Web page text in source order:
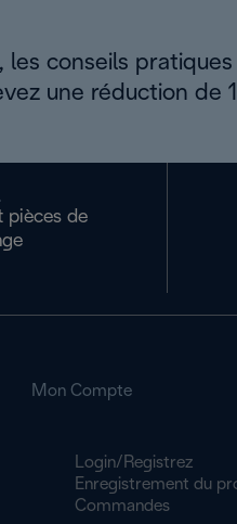
les conseils
une réduction de
pièces de
Mon Compte
Login/Registrez
Enregistrement du
Commandes